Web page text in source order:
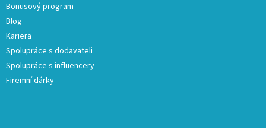
Bonusový program
Blog
Kariera
Spolupráce s dodavateli
Spolupráce s influencery
Firemní dárky